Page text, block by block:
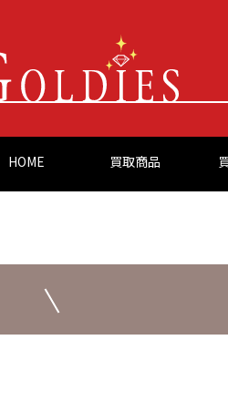
HOME 買取商品